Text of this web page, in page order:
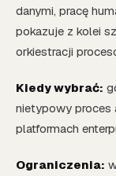
danymi, pracę
pokazuje z kolei
orkiestracji
Kiedy wybrać:
nietypowy proces
platformach
Ograniczenia: